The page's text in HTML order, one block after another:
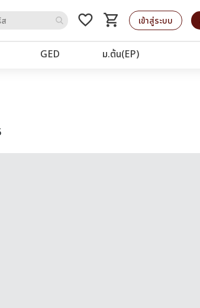
favorite_border shopping_cart
รถเข็น เข้าสู่ระบบ
GED ม.ต้น(EP)